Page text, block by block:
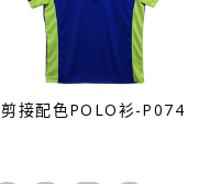
剪接配色POLO衫-P074